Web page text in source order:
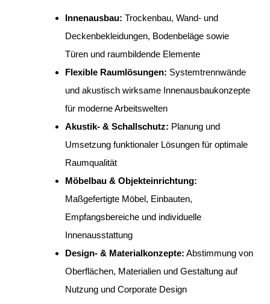
Innenausbau: Trockenbau, Wand- und
Deckenbekleidungen, Bodenbeläge sowie
Türen und raumbildende Elemente
Flexible Raumlösungen: Systemtrennwände
und akustisch wirksame Innenausbaukonzepte
für moderne Arbeitswelten
Akustik- & Schallschutz: Planung und
Umsetzung funktionaler Lösungen für optimale
Raumqualität
Möbelbau & Objekteinrichtung:
Maßgefertigte Möbel, Einbauten,
Empfangsbereiche und individuelle
Innenausstattung
Design- & Materialkonzepte: Abstimmung von
Oberflächen, Materialien und Gestaltung auf
Nutzung und Corporate Design